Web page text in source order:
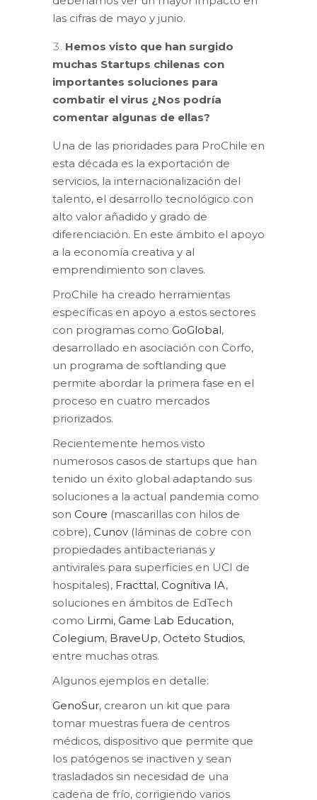
las cifras de mayo y junio.
Hemos visto que han surgido
muchas Startups chilenas con
importantes soluciones para
combatir el virus ¿Nos podría
comentar algunas de ellas?
Una de las prioridades para ProChile en
esta década es la exportación de
servicios, la internacionalización del
talento, el desarrollo tecnológico con
alto valor añadido y grado de
diferenciación. En este ámbito el apoyo
a la economía creativa y al
emprendimiento son claves.
ProChile ha creado herramientas
específicas en apoyo a estos sectores
con programas como GoGlobal,
desarrollado en asociación con Corfo,
un programa de softlanding que
permite abordar la primera fase en el
proceso en cuatro mercados
priorizados.
Recientemente hemos visto
numerosos casos de startups que han
tenido un éxito global adaptando sus
soluciones a la actual pandemia como
son Coure (mascarillas con hilos de
cobre), Cunov (láminas de cobre con
propiedades antibacterianas y
antivirales para superficies en UCI de
hospitales), Fracttal, Cognitiva IA,
soluciones en ámbitos de EdTech
como Lirmi, Game Lab Education,
Colegium, BraveUp, Octeto Studios,
entre muchas otras.
Algunos ejemplos en detalle:
GenoSur, crearon un kit que para
tomar muestras fuera de centros
médicos, dispositivo que permite que
los patógenos se inactiven y sean
trasladados sin necesidad de una
cadena de frío, corrigiendo varios